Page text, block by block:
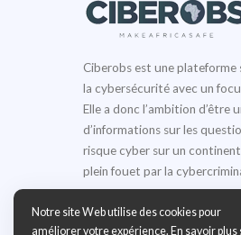
Ciberobs est une plateforme
la cybersécurité avec un
Elle a donc l’ambition d’être
d’informations sur les
risque cyber sur un
plein fouet par la
Notre site Web utilise des cookies pour
améliorer votre expérience. En savoir plus